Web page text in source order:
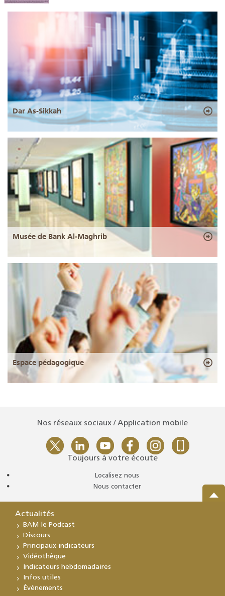
Dar As-Sikkah
Musée de Bank Al-Maghrib
Espace pédagogique
Nos réseaux sociaux / Application mobile
Toujours à votre écoute
Localisez nous
Nous contacter
Actualités
BAM le Podcast
Discours
Principaux indicateurs
Vidéothèque
Indicateurs hebdomadaires
Infos utiles
Événements